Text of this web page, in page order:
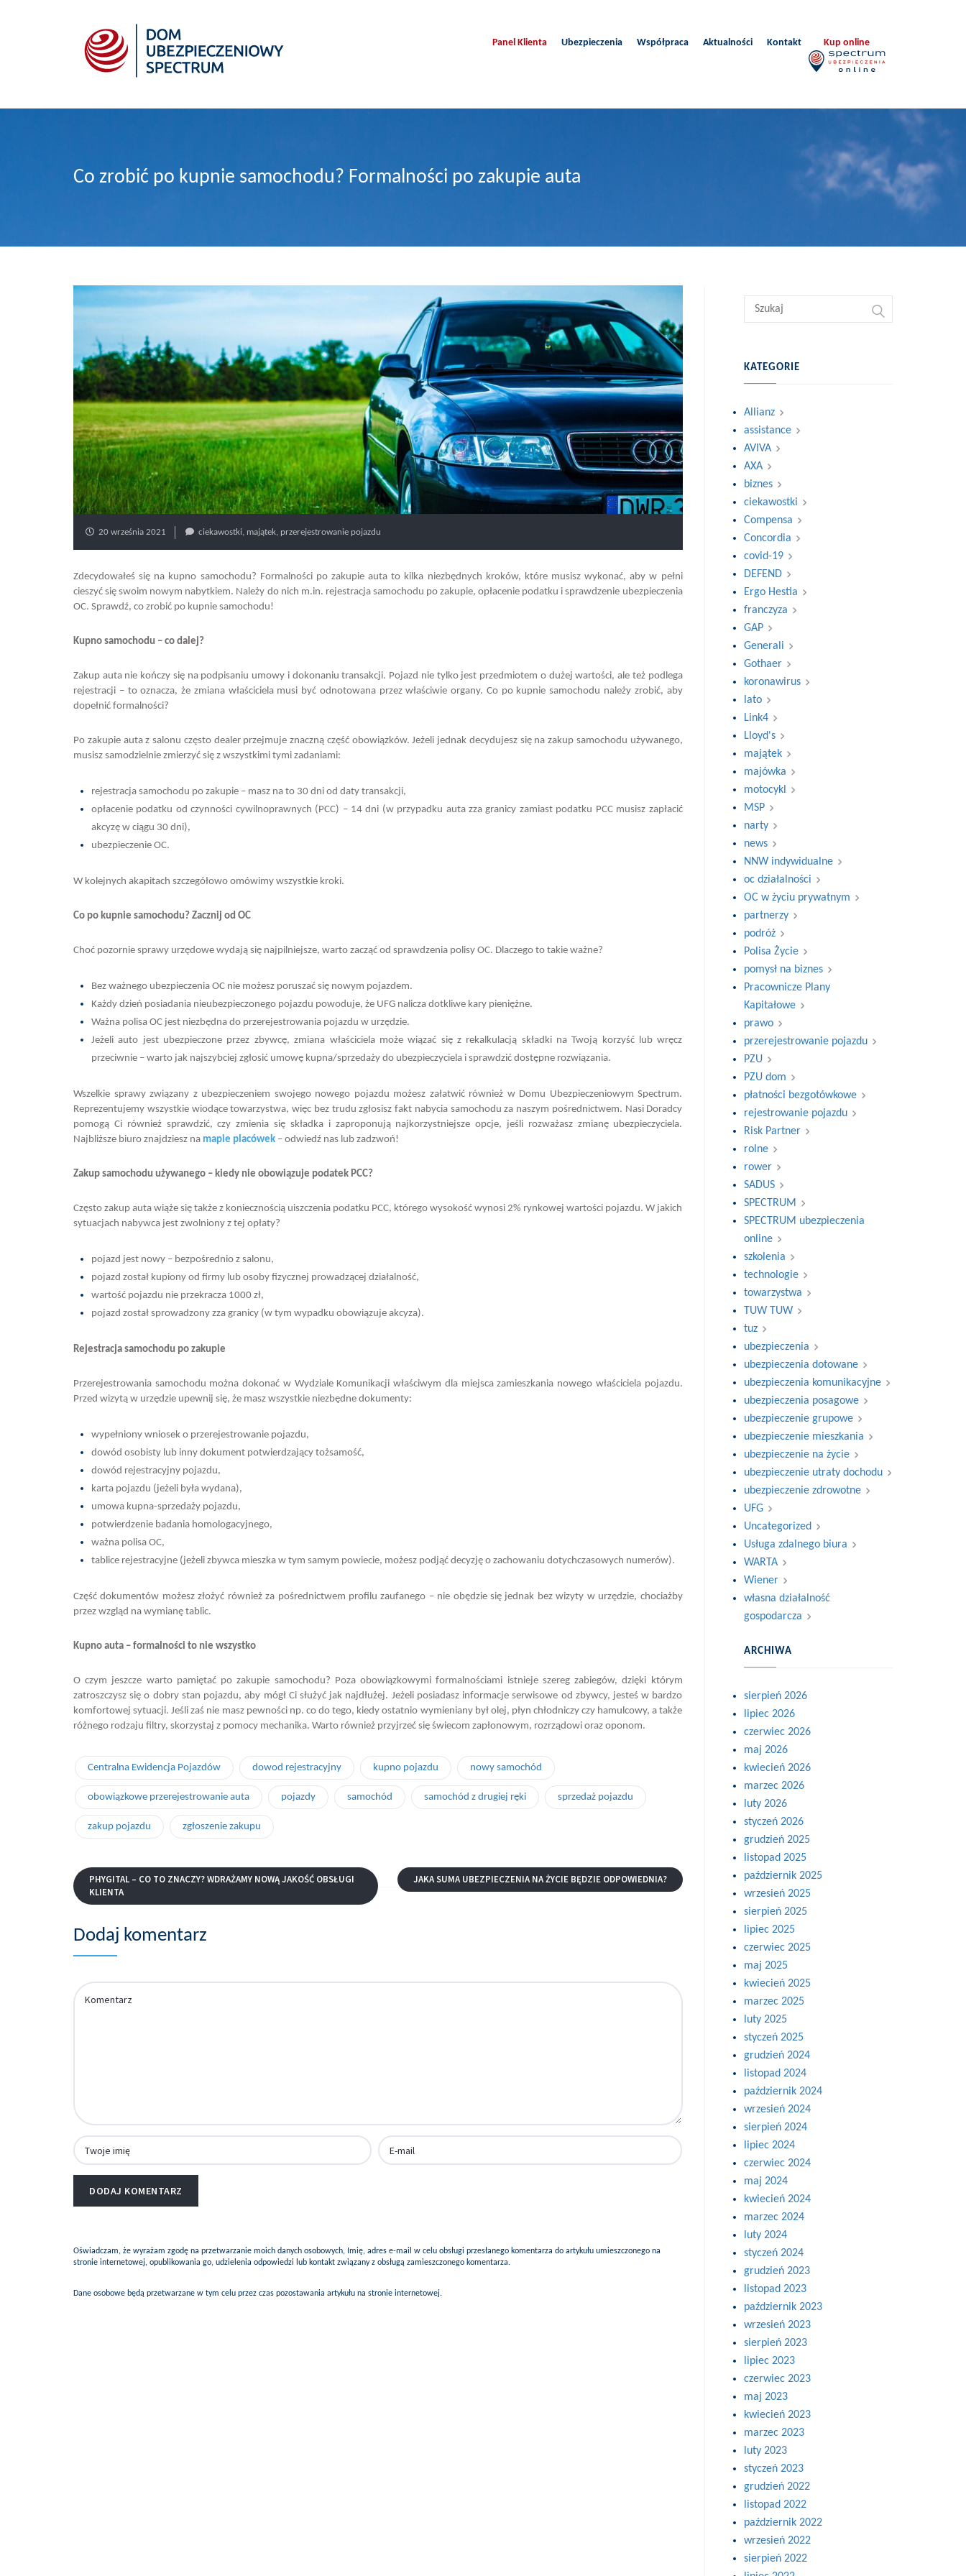
Panel Klienta Ubezpieczenia Współpraca Aktualności Kontakt Kup online
Co zrobić po kupnie samochodu? Formalności po zakupie auta
20 września 2021 ciekawostki, majątek, przerejestrowanie pojazdu
Zdecydowałeś się na kupno samochodu? Formalności po zakupie auta to kilka niezbędnych kroków, które musisz wykonać, aby w pełni
cieszyć się swoim nowym nabytkiem. Należy do nich m.in. rejestracja samochodu po zakupie, opłacenie podatku i sprawdzenie ubezpieczenia
OC. Sprawdź, co zrobić po kupnie samochodu!
Kupno samochodu – co dalej?
Zakup auta nie kończy się na podpisaniu umowy i dokonaniu transakcji. Pojazd nie tylko jest przedmiotem o dużej wartości, ale też podlega
rejestracji – to oznacza, że zmiana właściciela musi być odnotowana przez właściwie organy. Co po kupnie samochodu należy zrobić, aby
dopełnić formalności?
Po zakupie auta z salonu często dealer przejmuje znaczną część obowiązków. Jeżeli jednak decydujesz się na zakup samochodu używanego,
musisz samodzielnie zmierzyć się z wszystkimi tymi zadaniami:
rejestracja samochodu po zakupie – masz na to 30 dni od daty transakcji,
opłacenie podatku od czynności cywilnoprawnych (PCC) – 14 dni (w przypadku auta zza granicy zamiast podatku PCC musisz zapłacić
akcyzę w ciągu 30 dni),
ubezpieczenie OC.
W kolejnych akapitach szczegółowo omówimy wszystkie kroki.
Co po kupnie samochodu? Zacznij od OC
Choć pozornie sprawy urzędowe wydają się najpilniejsze, warto zacząć od sprawdzenia polisy OC. Dlaczego to takie ważne?
Bez ważnego ubezpieczenia OC nie możesz poruszać się nowym pojazdem.
Każdy dzień posiadania nieubezpieczonego pojazdu powoduje, że UFG nalicza dotkliwe kary pieniężne.
Ważna polisa OC jest niezbędna do przerejestrowania pojazdu w urzędzie.
Jeżeli auto jest ubezpieczone przez zbywcę, zmiana właściciela może wiązać się z rekalkulacją składki na Twoją korzyść lub wręcz
przeciwnie – warto jak najszybciej zgłosić umowę kupna/sprzedaży do ubezpieczyciela i sprawdzić dostępne rozwiązania.
Wszelkie sprawy związany z ubezpieczeniem swojego nowego pojazdu możesz załatwić również w Domu Ubezpieczeniowym Spectrum.
Reprezentujemy wszystkie wiodące towarzystwa, więc bez trudu zgłosisz fakt nabycia samochodu za naszym pośrednictwem. Nasi Doradcy
pomogą Ci również sprawdzić, czy zmienia się składka i zaproponują najkorzystniejsze opcje, jeśli rozważasz zmianę ubezpieczyciela.
Najbliższe biuro znajdziesz na mapie placówek – odwiedź nas lub zadzwoń!
Zakup samochodu używanego – kiedy nie obowiązuje podatek PCC?
Często zakup auta wiąże się także z koniecznością uiszczenia podatku PCC, którego wysokość wynosi 2% rynkowej wartości pojazdu. W jakich
sytuacjach nabywca jest zwolniony z tej opłaty?
pojazd jest nowy – bezpośrednio z salonu,
pojazd został kupiony od firmy lub osoby fizycznej prowadzącej działalność,
wartość pojazdu nie przekracza 1000 zł,
pojazd został sprowadzony zza granicy (w tym wypadku obowiązuje akcyza).
Rejestracja samochodu po zakupie
Przerejestrowania samochodu można dokonać w Wydziale Komunikacji właściwym dla miejsca zamieszkania nowego właściciela pojazdu.
Przed wizytą w urzędzie upewnij się, że masz wszystkie niezbędne dokumenty:
wypełniony wniosek o przerejestrowanie pojazdu,
dowód osobisty lub inny dokument potwierdzający tożsamość,
dowód rejestracyjny pojazdu,
karta pojazdu (jeżeli była wydana),
umowa kupna-sprzedaży pojazdu,
potwierdzenie badania homologacyjnego,
ważna polisa OC,
tablice rejestracyjne (jeżeli zbywca mieszka w tym samym powiecie, możesz podjąć decyzję o zachowaniu dotychczasowych numerów).
Część dokumentów możesz złożyć również za pośrednictwem profilu zaufanego – nie obędzie się jednak bez wizyty w urzędzie, chociażby
przez wzgląd na wymianę tablic.
Kupno auta – formalności to nie wszystko
O czym jeszcze warto pamiętać po zakupie samochodu? Poza obowiązkowymi formalnościami istnieje szereg zabiegów, dzięki którym
zatroszczysz się o dobry stan pojazdu, aby mógł Ci służyć jak najdłużej. Jeżeli posiadasz informacje serwisowe od zbywcy, jesteś w bardzo
komfortowej sytuacji. Jeśli zaś nie masz pewności np. co do tego, kiedy ostatnio wymieniany był olej, płyn chłodniczy czy hamulcowy, a także
różnego rodzaju filtry, skorzystaj z pomocy mechanika. Warto również przyjrzeć się świecom zapłonowym, rozrządowi oraz oponom.
Centralna Ewidencja Pojazdów dowod rejestracyjny kupno pojazdu nowy samochód
obowiązkowe przerejestrowanie auta pojazdy samochód samochód z drugiej ręki sprzedaż pojazdu
zakup pojazdu zgłoszenie zakupu
PHYGITAL – CO TO ZNACZY? WDRAŻAMY NOWĄ JAKOŚĆ OBSŁUGI
KLIENTA
JAKA SUMA UBEZPIECZENIA NA ŻYCIE BĘDZIE ODPOWIEDNIA?
Dodaj komentarz
Oświadczam, że wyrażam zgodę na przetwarzanie moich danych osobowych, Imię, adres e-mail w celu obsługi przesłanego komentarza do artykułu umieszczonego na
stronie internetowej, opublikowania go, udzielenia odpowiedzi lub kontakt związany z obsługą zamieszczonego komentarza.
Dane osobowe będą przetwarzane w tym celu przez czas pozostawania artykułu na stronie internetowej.
KATEGORIE
Allianz
assistance
AVIVA
AXA
biznes
ciekawostki
Compensa
Concordia
covid-19
DEFEND
Ergo Hestia
franczyza
GAP
Generali
Gothaer
koronawirus
lato
Link4
Lloyd's
majątek
majówka
motocykl
MSP
narty
news
NNW indywidualne
oc działalności
OC w życiu prywatnym
partnerzy
podróż
Polisa Życie
pomysł na biznes
Pracownicze Plany
Kapitałowe
prawo
przerejestrowanie pojazdu
PZU
PZU dom
płatności bezgotówkowe
rejestrowanie pojazdu
Risk Partner
rolne
rower
SADUS
SPECTRUM
SPECTRUM ubezpieczenia
online
szkolenia
technologie
towarzystwa
TUW TUW
tuz
ubezpieczenia
ubezpieczenia dotowane
ubezpieczenia komunikacyjne
ubezpieczenia posagowe
ubezpieczenie grupowe
ubezpieczenie mieszkania
ubezpieczenie na życie
ubezpieczenie utraty dochodu
ubezpieczenie zdrowotne
UFG
Uncategorized
Usługa zdalnego biura
WARTA
Wiener
własna działalność
gospodarcza
ARCHIWA
sierpień 2026
lipiec 2026
czerwiec 2026
maj 2026
kwiecień 2026
marzec 2026
luty 2026
styczeń 2026
grudzień 2025
listopad 2025
październik 2025
wrzesień 2025
sierpień 2025
lipiec 2025
czerwiec 2025
maj 2025
kwiecień 2025
marzec 2025
luty 2025
styczeń 2025
grudzień 2024
listopad 2024
październik 2024
wrzesień 2024
sierpień 2024
lipiec 2024
czerwiec 2024
maj 2024
kwiecień 2024
marzec 2024
luty 2024
styczeń 2024
grudzień 2023
listopad 2023
październik 2023
wrzesień 2023
sierpień 2023
lipiec 2023
czerwiec 2023
maj 2023
kwiecień 2023
marzec 2023
luty 2023
styczeń 2023
grudzień 2022
listopad 2022
październik 2022
wrzesień 2022
sierpień 2022